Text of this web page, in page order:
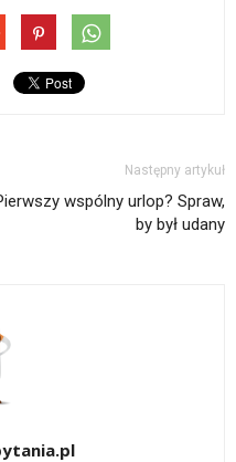
Następny artykuł
wspólny urlop? Spraw,
by był udany